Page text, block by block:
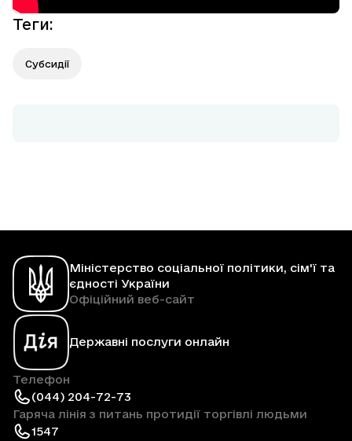
Теги:
Субсидії
Міністерство соціальної політики, сім'ї та
єдності України
Офіційний веб-сайт
Державні послуги онлайн
Телефон
(044) 204-72-73
Гаряча лінія з питань протидії торгівлі людьми
1547